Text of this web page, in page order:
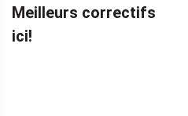
Meilleurs correctifs
ici!